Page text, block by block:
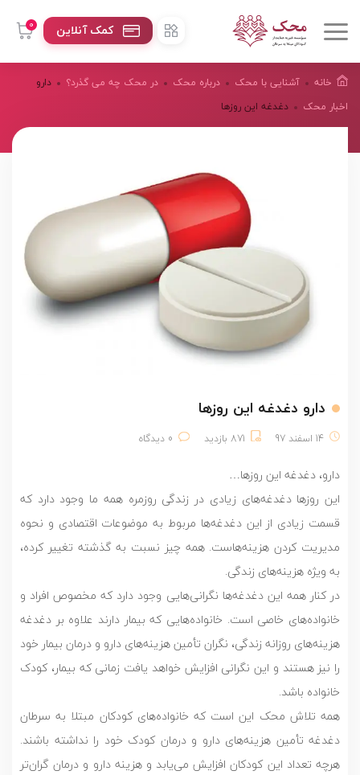
0 کمک آنلاین
خانه آشنایی با محک درباره محک
در محک چه می گذرد؟
اخبار محک
دارو
دغدغه این روزها
دارو دغدغه این روزها
14 اسفند 97 871 بازدید 0 دیدگاه
دارو، دغدغه این روزها…
این روزها دغدغه‌های زیادی در زندگی روزمره همه ما وجود دارد که
قسمت زیادی از این دغدغه‌ها مربوط به موضوعات اقتصادی و نحوه
مدیریت کردن هزینه‌هاست. همه چیز نسبت به گذشته تغییر کرده،
به ویژه هزینه‌های زندگی.
در کنار همه این دغدغه‌ها نگرانی‌هایی وجود دارد که مخصوص افراد و
خانواده‌های خاصی است. خانواده‌هایی که بیمار دارند علاوه بر دغدغه
هزینه‌های روزانه زندگی، نگران تأمین هزینه‌های دارو و درمان بیمار خود
را نیز هستند و این نگرانی افزایش خواهد یافت زمانی که بیمار، کودک
خانواده باشد.
همه تلاش محک این است که خانواده‌های کودکان مبتلا به سرطان
دغدغه تأمین هزینه‌های دارو و درمان کودک خود را نداشته باشند.
هرچه تعداد این کودکان افزایش می‌یابد و هزینه دارو و درمان گران‌تر